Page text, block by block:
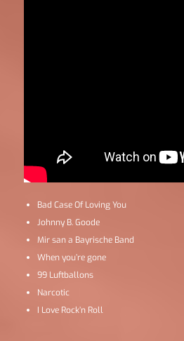
Bad Case Of Loving You
Johnny B. Goode
Mir san a Bayrische Band
When you’re gone
99 Luftballons
Narcotic
I Love Rock’n Roll